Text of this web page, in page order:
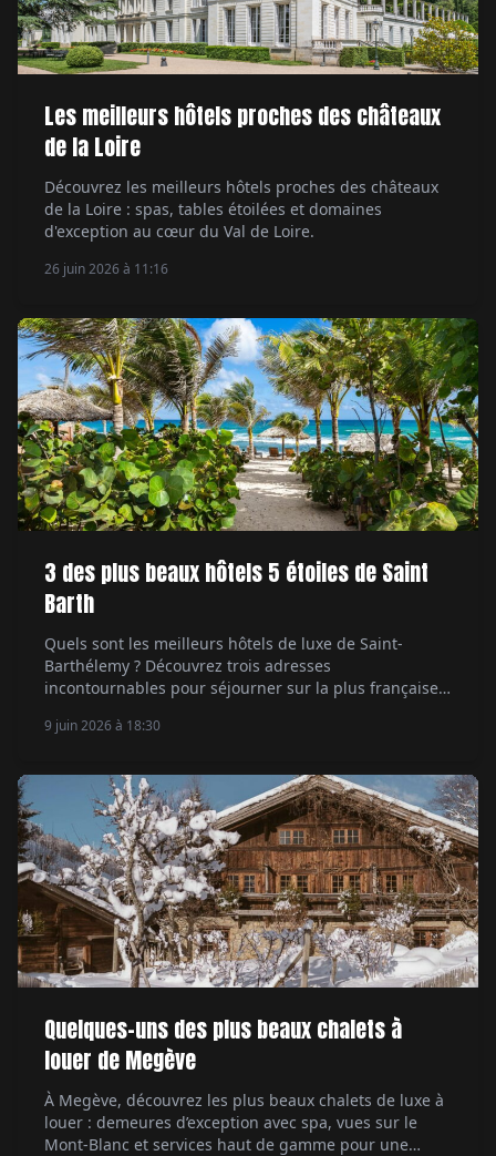
Les meilleurs hôtels proches des châteaux
de la Loire
Découvrez les meilleurs hôtels proches des châteaux
de la Loire : spas, tables étoilées et domaines
d'exception au cœur du Val de Loire.
26 juin 2026 à 11:16
3 des plus beaux hôtels 5 étoiles de Saint
Barth
Quels sont les meilleurs hôtels de luxe de Saint-
Barthélemy ? Découvrez trois adresses
incontournables pour séjourner sur la plus française
9 juin 2026 à 18:30
Quelques-uns des plus beaux chalets à
louer de Megève
À Megève, découvrez les plus beaux chalets de luxe à
louer : demeures d’exception avec spa, vues sur le
Mont-Blanc et services haut de gamme pour une